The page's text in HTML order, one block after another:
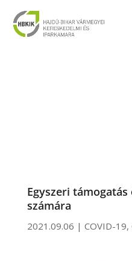
Egyszeri
számára
2021.09.06 | COVID-19,